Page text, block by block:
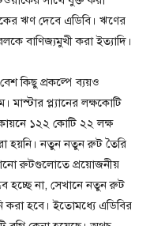
ঋণ দেবে এডিবি। ঋণের
বাণিজ্যমুখী করা ইত্যাদি।
কিছু প্রকল্পে ব্যয়ও
প্ল্যানের লক্ষকোটি
১২২ কোটি ২২ লক্ষ
হয়নি। নতুন নতুন রুট তৈরি
রুটগুলোতে প্রয়োজনীয়
হচ্ছে না, সেখানে নতুন রুট
করা হবে। ইতোমধ্যে এডিবির